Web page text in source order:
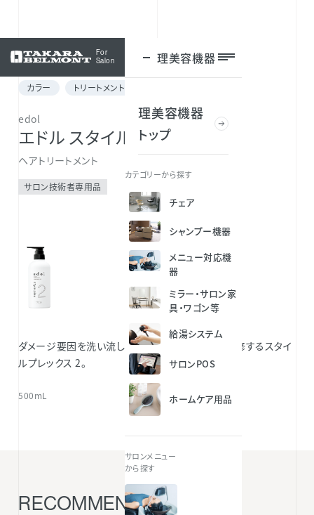
For
Salon
理美容機器
理美容機器
トップ
カテゴリーから探す
チェア
シャンプー機器
メニュー対応機
器
ミラー・サロン家
具・ワゴン等
給湯システム
サロンPOS
ホームケア用品
サロンメニュー
から探す
ログイン
カラー トリートメントメニュー
edol
エドル スタイルプレックス 2
ヘアトリートメント
サロン技術者専用品
ダメージ要因を洗い流しやすくし、毛髪を強固に補修するスタイ
ルプレックス 2。
500mL
RECOMMENDED ITEMS